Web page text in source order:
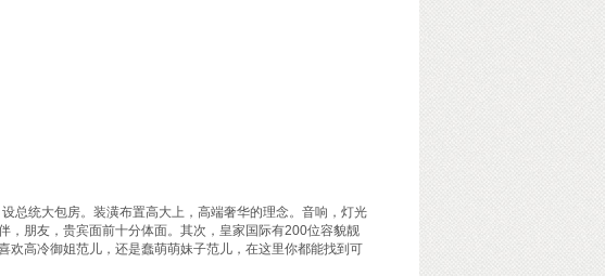
统大包房。装潢布置高大上，高端奢华的理念。音响，灯光
，朋友，贵宾面前十分体面。其次，皇家国际有200位容貌靓
欢高冷御姐范儿，还是蠢萌萌妹子范儿，在这里你都能找到可